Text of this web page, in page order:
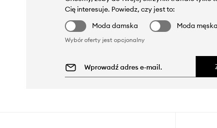
Cię interesuje. Powiedz, czy jest to:
Moda damska
Moda męska
Wybór oferty jest opcjonalny